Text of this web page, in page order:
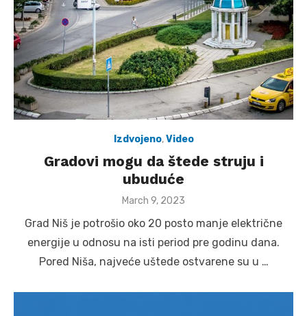
Izdvojeno,Video
Gradovi mogu da štede struju i
ubuduće
Posted
March 9, 2023
Grad Niš je potrošio oko 20 posto manje električne
energije u odnosu na isti period pre godinu dana.
Pored Niša, najveće uštede ostvarene su u …